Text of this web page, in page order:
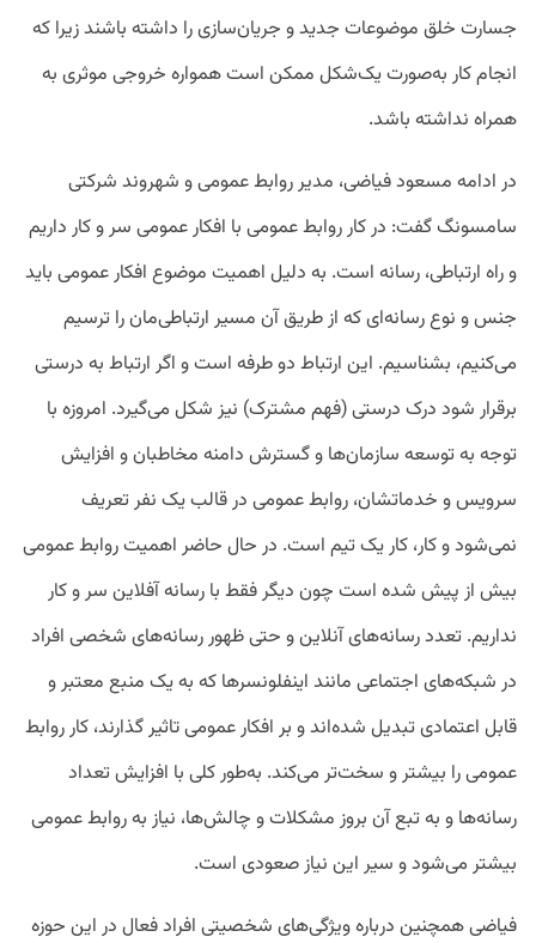
جسارت خلق موضوعات جدید و جریان‌سازی را داشته باشند زیرا که
انجام کار به‌صورت یک‌شکل ممکن است همواره خروجی موثری به
همراه نداشته باشد.
در ادامه مسعود فیاضی، مدیر روابط عمومی و شهروند شرکتی
سامسونگ گفت: در کار روابط عمومی با افکار عمومی سر و کار داریم
و راه ارتباطی، رسانه است. به دلیل اهمیت موضوع افکار عمومی باید
جنس و نوع رسانه‌‌ای که از طریق آن مسیر ارتباطی‌مان را ترسیم
می‌کنیم، بشناسیم. این ارتباط دو طرفه است و اگر ارتباط به درستی
برقرار شود درک درستی (فهم مشترک) نیز شکل می‌گیرد. امروزه با
توجه به توسعه سازمان‌‌ها و گسترش دامنه مخاطبان و افزایش
سرویس و خدماتشان، روابط عمومی در قالب یک نفر تعریف
نمی‌شود و کار، کار یک تیم است. در حال حاضر اهمیت روابط عمومی
بیش از پیش شده است چون دیگر فقط با رسانه آفلاین سر و کار
نداریم. تعدد رسانه‌های آنلاین و حتی ظهور رسانه‌های شخصی افراد
در شبکه‌های اجتماعی مانند اینفلونسرها که به یک منبع معتبر و
قابل اعتمادی تبدیل شده‌اند و بر افکار عمومی تاثیر گذارند، کار روابط
عمومی را بیشتر و سخت‌تر می‌کند. به‌طور کلی با افزایش تعداد
رسانه‌ها و به تبع آن بروز مشکلات و چالش‌ها، نیاز به روابط عمومی
بیشتر می‌شود و سیر این نیاز صعودی است.
فیاضی همچنین درباره ویژگی‌های شخصیتی افراد فعال در این حوزه